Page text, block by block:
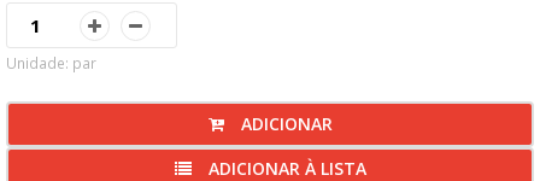
Unidade: par
ADICIONAR
ADICIONAR À LISTA